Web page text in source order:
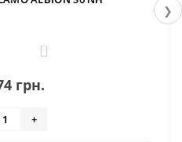
0
грн.
+
❯